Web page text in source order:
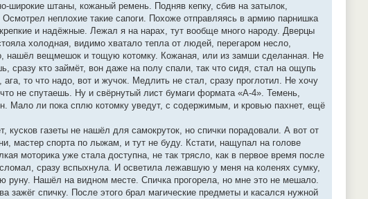
широкие штаны, кожаный ремень. Подняв кепку, сбив на затылок,
неплохие такие сапоги. Похоже отправляясь в армию парнишка
и надёжные. Лежал я на нарах, тут вообще много народу. Дверцы
холодная, видимо хватало тепла от людей, перегаром несло,
нашёл вещмешок и тощую котомку. Кожаная, или из замши сделанная. Не
сразу кто займёт, вон даже на полу спали, так что сидя, стал на ощупь
то что надо, вот и жучок. Медлить не стал, сразу проглотил. Не хочу
не спутаешь. Ну и свёрнутый лист бумаги формата «А-4». Темень,
Мало ли пока сплю котомку уведут, с содержимым, и кровью пахнет, ещё
газеты не нашёл для самокруток, но спички порадовали. А вот от
мастер спорта по лыжам, и тут не буду. Кстати, нащупал на голове
моторика уже стала доступна, не так трясло, как в первое время после
сразу вспыхнула. И осветила лежавшую у меня на коленях сумку,
руну. Нашёл на видном месте. Спичка прогорела, но мне это не мешало.
зажёг спичку. После этого брал магические предметы и касался нужной